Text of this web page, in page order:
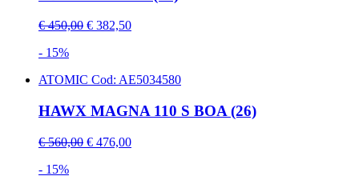
€ 450,00 € 382,50
- 15%
ATOMIC Cod: AE5034580
HAWX MAGNA 110 S BOA (26)
€ 560,00 € 476,00
- 15%